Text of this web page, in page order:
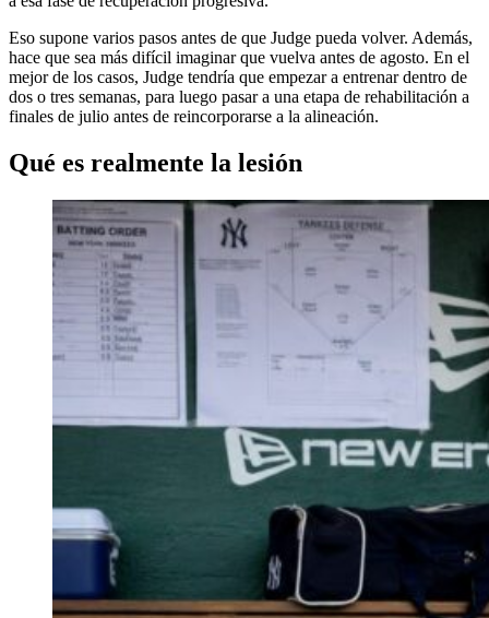
Eso supone varios pasos antes de que Judge pueda volver. Además,
hace que sea más difícil imaginar que vuelva antes de agosto. En el
mejor de los casos, Judge tendría que empezar a entrenar dentro de
dos o tres semanas, para luego pasar a una etapa de rehabilitación a
finales de julio antes de reincorporarse a la alineación.
Qué es realmente la lesión